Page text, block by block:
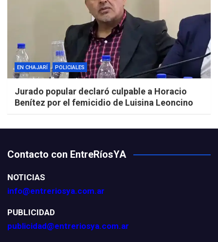
EN CHAJARÍ POLICIALES
Jurado popular declaró culpable a Horacio
Benítez por el femicidio de Luisina Leoncino
Contacto con EntreRíosYA
NOTICIAS
info@entreriosya.com.ar
PUBLICIDAD
publicidad@entreriosya.com.ar